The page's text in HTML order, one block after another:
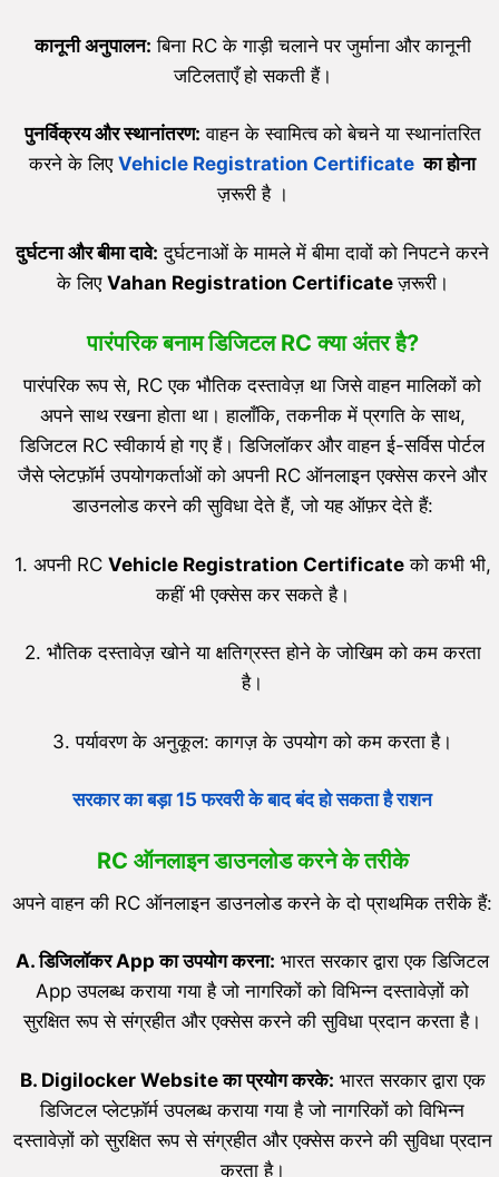
कानूनी अनुपालन: बिना RC के गाड़ी चलाने पर जुर्माना और कानूनी
जटिलताएँ हो सकती हैं।
पुनर्विक्रय और स्थानांतरण: वाहन के स्वामित्व को बेचने या स्थानांतरित
करने के लिए Vehicle Registration Certificate का होना
ज़रूरी है ।
दुर्घटना और बीमा दावे: दुर्घटनाओं के मामले में बीमा दावों को निपटने करने
के लिए Vahan Registration Certificateज़रूरी।
पारंपरिक बनाम डिजिटल RC क्या अंतर है?
पारंपरिक रूप से, RC एक भौतिक दस्तावेज़ था जिसे वाहन मालिकों को
अपने साथ रखना होता था। हालाँकि, तकनीक में प्रगति के साथ,
डिजिटल RC स्वीकार्य हो गए हैं। डिजिलॉकर और वाहन ई-सर्विस पोर्टल
जैसे प्लेटफ़ॉर्म उपयोगकर्ताओं को अपनी RC ऑनलाइन एक्सेस करने और
डाउनलोड करने की सुविधा देते हैं, जो यह ऑफ़र देते हैं:
1. अपनी RC Vehicle Registration Certificateको कभी भी,
कहीं भी एक्सेस कर सकते है।
2. भौतिक दस्तावेज़ खोने या क्षतिग्रस्त होने के जोखिम को कम करता
है।
3. पर्यावरण के अनुकूल: कागज़ के उपयोग को कम करता है।
सरकार का बड़ा 15 फरवरी के बाद बंद हो सकता है राशन
RC ऑनलाइन डाउनलोड करने के तरीके
अपने वाहन की RC ऑनलाइन डाउनलोड करने के दो प्राथमिक तरीके हैं:
A.डिजिलॉकर App का उपयोग करना: भारत सरकार द्वारा एक डिजिटल
App उपलब्ध कराया गया है जो नागरिकों को विभिन्न दस्तावेज़ों को
सुरक्षित रूप से संग्रहीत और एक्सेस करने की सुविधा प्रदान करता है।
B. Digilocker Website का प्रयोग करके: भारत सरकार द्वारा एक
डिजिटल प्लेटफ़ॉर्म उपलब्ध कराया गया है जो नागरिकों को विभिन्न
दस्तावेज़ों को सुरक्षित रूप से संग्रहीत और एक्सेस करने की सुविधा प्रदान
करता है।